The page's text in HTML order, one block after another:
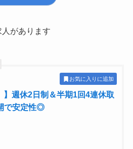
があります
お気に入りに追加
】週休2日制＆半期1回4連休取
で安定性◎